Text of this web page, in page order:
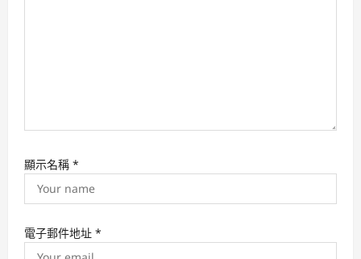
顯示名稱 *
電子郵件地址 *